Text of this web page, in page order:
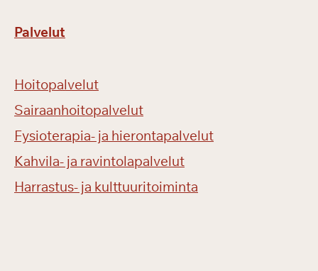
Palvelut
Hoitopalvelut
Sairaanhoitopalvelut
Fysioterapia- ja hierontapalvelut
Kahvila- ja ravintolapalvelut
Harrastus- ja kulttuuritoiminta